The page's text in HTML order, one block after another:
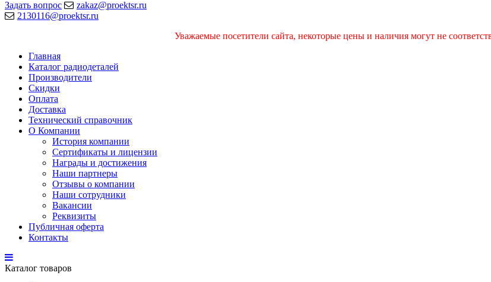
Задать вопрос
zakaz@proektsr.ru
2130116@proektsr.ru
Уважаемые посетители сайта, некоторые цены и наличия могут не
Главная
Каталог радиодеталей
Производители
Скидки
Оплата
Доставка
Технический справочник
О Компании
История компании
Сертификаты и лицензии
Награды и достижения
Наши партнеры
Отзывы о компании
Наши сотрудники
Вакансии
Реквизиты
Публичная оферта
Контакты
Каталог товаров